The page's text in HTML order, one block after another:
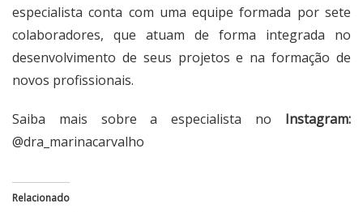
especialista conta com uma equipe formada por sete
colaboradores, que atuam de forma integrada no
desenvolvimento de seus projetos e na formação de
novos profissionais.
Saiba mais sobre a especialista no Instagram:
@dra_marinacarvalho
Relacionado